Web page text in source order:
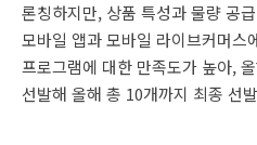
론칭하지만, 상품 특성과 물량 공
모바일 앱과 모바일 라이브커머스
프로그램에 대한 만족도가 높아,
선발해 올해 총 10개까지 최종 선